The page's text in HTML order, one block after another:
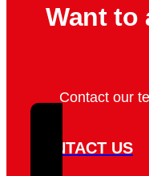
Want to
Contact our
CONTACT US